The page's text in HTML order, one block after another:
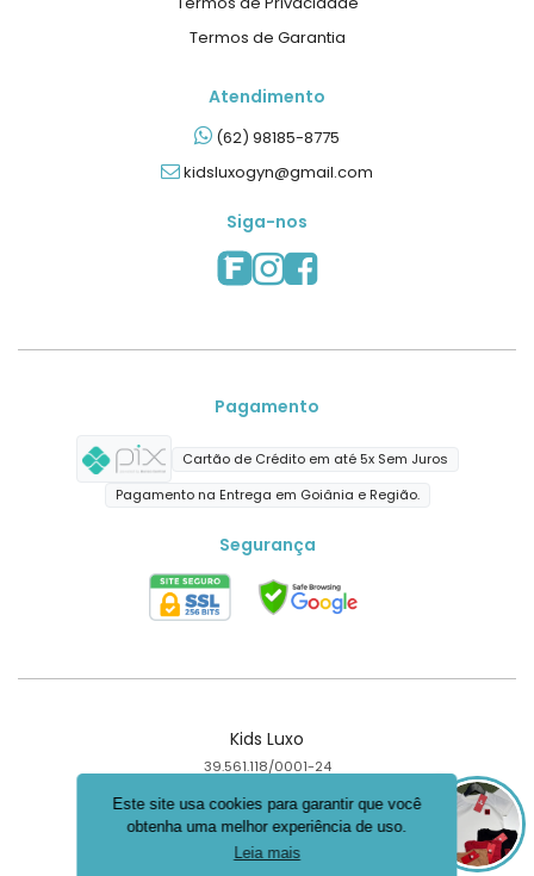
Este site usa cookies para garantir que você
obtenha uma melhor experiência de uso.
Leia mais
Termos de Garantia
Atendimento
(62) 98185-8775
kidsluxogyn@gmail.com
Siga-nos
Pagamento
Cartão de Crédito em até 5x Sem Juros
Pagamento na Entrega em Goiânia e Região.
Segurança
Kids Luxo
39.561.118/0001-24
Criar loja virtual com a plataforma